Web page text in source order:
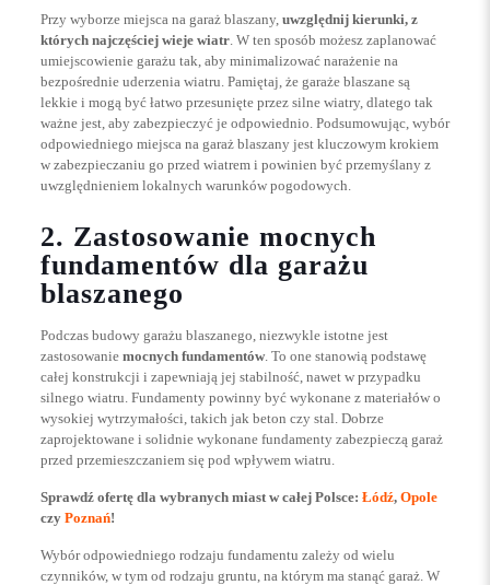
Przy wyborze miejsca na garaż blaszany, uwzględnij kierunki, z
których najczęściej wieje wiatr. W ten sposób możesz zaplanować
umiejscowienie garażu tak, aby minimalizować narażenie na
bezpośrednie uderzenia wiatru. Pamiętaj, że garaże blaszane są
lekkie i mogą być łatwo przesunięte przez silne wiatry, dlatego tak
ważne jest, aby zabezpieczyć je odpowiednio. Podsumowując, wybór
odpowiedniego miejsca na garaż blaszany jest kluczowym krokiem
w zabezpieczaniu go przed wiatrem i powinien być przemyślany z
uwzględnieniem lokalnych warunków pogodowych.
2. Zastosowanie mocnych
fundamentów dla garażu
blaszanego
Podczas budowy garażu blaszanego, niezwykle istotne jest
zastosowanie mocnych fundamentów. To one stanowią podstawę
całej konstrukcji i zapewniają jej stabilność, nawet w przypadku
silnego wiatru. Fundamenty powinny być wykonane z materiałów o
wysokiej wytrzymałości, takich jak beton czy stal. Dobrze
zaprojektowane i solidnie wykonane fundamenty zabezpieczą garaż
przed przemieszczaniem się pod wpływem wiatru.
Sprawdź ofertę dla wybranych miast w całej Polsce: Łódź, Opole
czy Poznań!
Wybór odpowiedniego rodzaju fundamentu zależy od wielu
czynników, w tym od rodzaju gruntu, na którym ma stanąć garaż. W